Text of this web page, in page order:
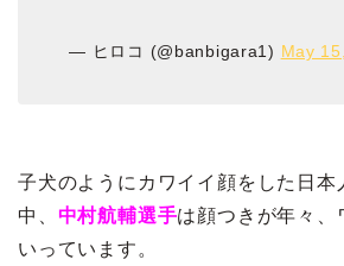
— ヒロコ (@banbigara1) May
子犬のようにカワイイ顔をした日本
中、 中村航輔選手は顔つきが年々、
いっています。